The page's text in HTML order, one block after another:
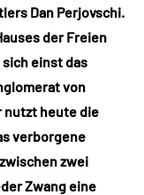
Dan Perjovschi.
der Freien
sich einst das
von
nutzt heute die
verborgene
zwei
Zwang eine